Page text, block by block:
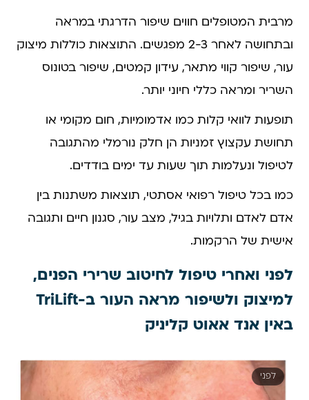
מרבית המטופלים חווים שיפור הדרגתי במראה
ובתחושה לאחר 2-3 מפגשים. התוצאות כוללות מיצוק
עור, שיפור קווי מתאר, עידון קמטים, שיפור בטונוס
השריר ומראה כללי חיוני יותר.
תופעות לוואי קלות כמו אדמומיות, חום מקומי או
תחושת עקצוץ זמניות הן חלק נורמלי מהתגובה
לטיפול ונעלמות תוך שעות עד ימים בודדים.
כמו בכל טיפול רפואי אסתטי, תוצאות משתנות בין
אדם לאדם ותלויות בגיל, מצב עור, סגנון חיים ותגובה
אישית של הרקמות.
לפני ואחרי טיפול לחיטוב שרירי הפנים,
למיצוק ולשיפור מראה העור ב-TriLift
באין אנד אאוט קליניק
לפני